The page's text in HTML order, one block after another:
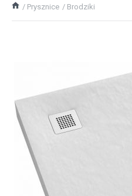
Prysznice Brodziki